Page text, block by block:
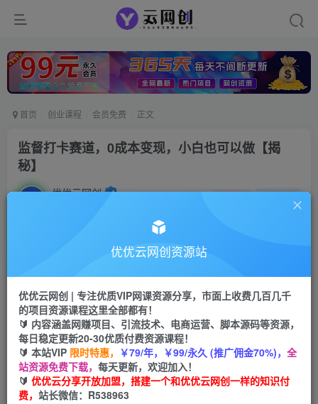
首页 创业课程 会员免费 正文
监督打卡赛道，0成本变现，小白也可以做【揭
秘】
优优云网创 私信
云币 9.9 云币99
会员免费
立即购买
您当前未登录！建议登陆后购买，可保存购买订单
优优云网创资源站
优优云网创 | 专注优质VIP网课资源分享，市面上收费几百几千
的项目资源课程这里全部都有！
🔰 内容涵盖网赚项目、引流技术、电商运营、脚本源码等资源，
每日稳定更新20-30优质付费资源课程！
🔰 本站VIP 限时特惠， ￥79/年，￥99/永久 (推广佣金70%)， 全
站资源免费下载， 每天更新，欢迎加入！
🔰 优优云分享开放加盟，搭建一个和优优云网创一样的知识付
费， 站长微信：R538963